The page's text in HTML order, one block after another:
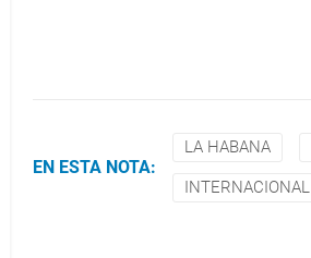
EN ESTA NOTA:
LA HABANA
INTERNACIONAL